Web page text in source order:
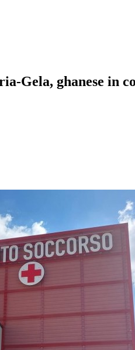
Gela, ghanese in